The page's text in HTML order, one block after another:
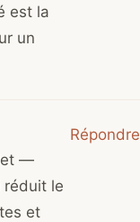
est la
un
—
réduit le
et
Répondre